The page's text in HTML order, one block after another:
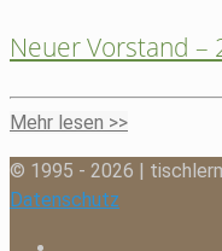
Neuer Vorstand –
Mehr lesen >>
© 1995 - 2026 |
Datenschutz